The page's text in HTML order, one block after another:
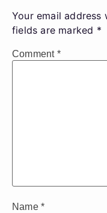
Your email address
fields are marked *
Comment *
Name *